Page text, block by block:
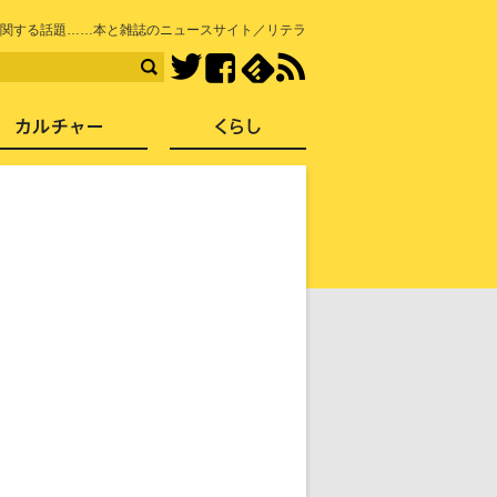
する話題……本と雑誌のニュースサイト／リテラ
TwitterFacebook
社会